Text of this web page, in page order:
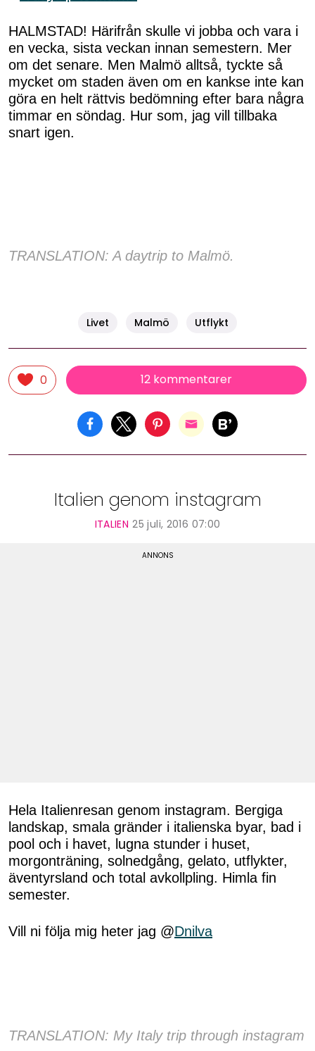
HALMSTAD! Härifrån skulle vi jobba och vara i
en vecka, sista veckan innan semestern. Mer
om det senare. Men Malmö alltså, tyckte så
mycket om staden även om en kankse inte kan
göra en helt rättvis bedömning efter bara några
timmar en söndag. Hur som, jag vill tillbaka
snart igen.
TRANSLATION: A daytrip to Malmö.
Livet Malmö Utflykt
0 12 kommentarer
Italien genom instagram
ITALIEN 25 juli, 2016 07:00
Hela Italienresan genom instagram. Bergiga
landskap, smala gränder i italienska byar, bad i
pool och i havet, lugna stunder i huset,
morgonträning, solnedgång, gelato, utflykter,
äventyrsland och total avkollpling. Himla fin
semester.
Vill ni följa mig heter jag @Dnilva
TRANSLATION: My Italy trip through instagram